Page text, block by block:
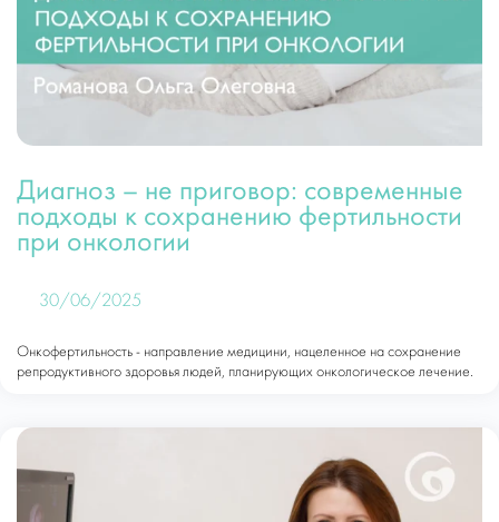
Диагноз – не приговор: современные
подходы к сохранению фертильности
при онкологии
30/06/2025
Онкофертильность - направление медицини, нацеленное на сохранение
репродуктивного здоровья людей, планирующих онкологическое лечение.